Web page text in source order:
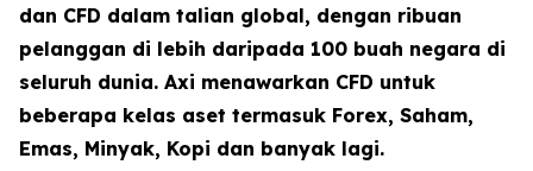
dan CFD dalam talian global, dengan ribuan
pelanggan di lebih daripada 100 buah negara di
seluruh dunia. Axi menawarkan CFD untuk
beberapa kelas aset termasuk Forex, Saham,
Emas, Minyak, Kopi dan banyak lagi.